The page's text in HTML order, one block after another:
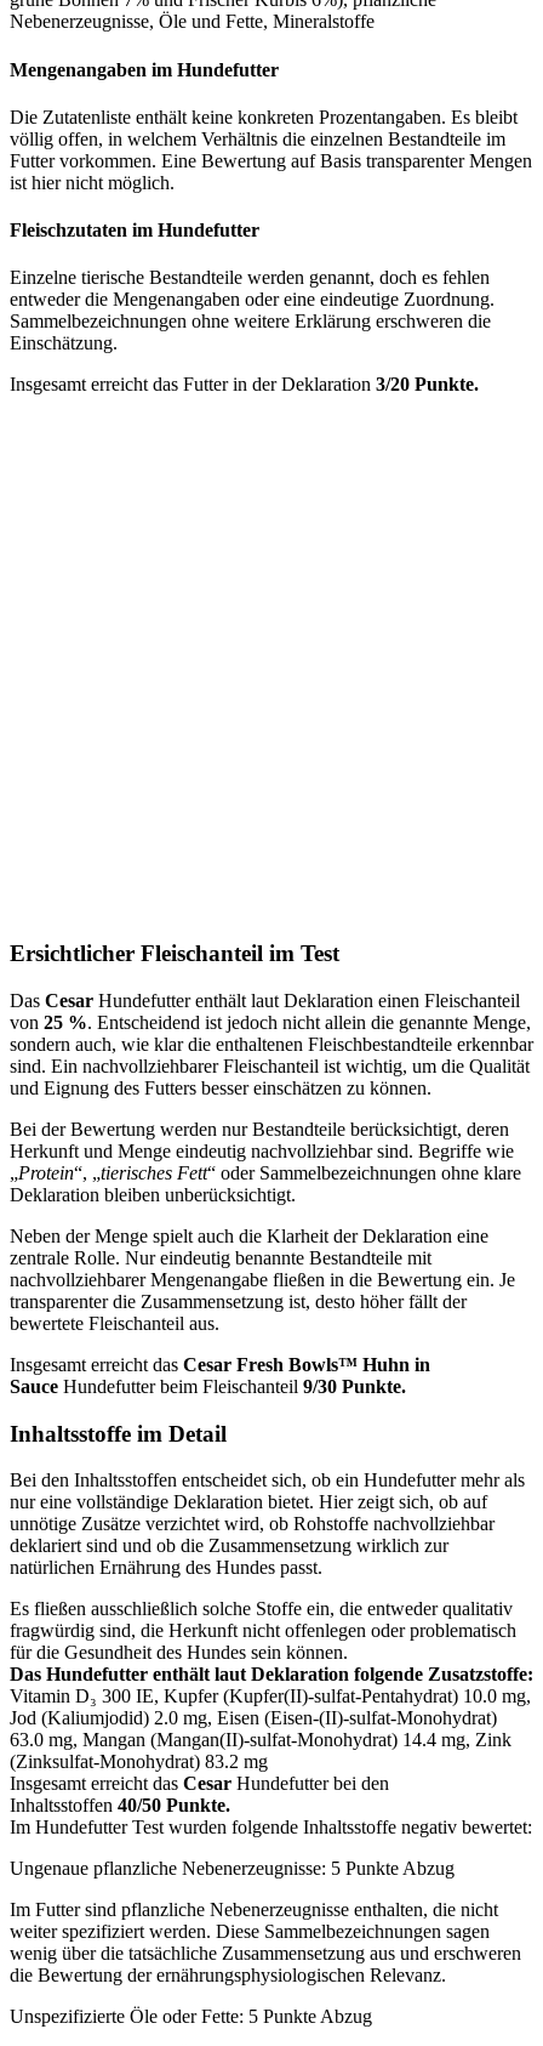
Nebenerzeugnisse, Öle und Fette, Mineralstoffe
Mengenangaben im Hundefutter
Die Zutatenliste enthält keine konkreten Prozentangaben. Es bleibt
völlig offen, in welchem Verhältnis die einzelnen Bestandteile im
Futter vorkommen. Eine Bewertung auf Basis transparenter Mengen
ist hier nicht möglich.
Fleischzutaten im Hundefutter
Einzelne tierische Bestandteile werden genannt, doch es fehlen
entweder die Mengenangaben oder eine eindeutige Zuordnung.
Sammelbezeichnungen ohne weitere Erklärung erschweren die
Einschätzung.
Insgesamt erreicht das Futter in der Deklaration 3/20 Punkte.
Ersichtlicher Fleischanteil im Test
Das Cesar Hundefutter enthält laut Deklaration einen Fleischanteil
von 25 %. Entscheidend ist jedoch nicht allein die genannte Menge,
sondern auch, wie klar die enthaltenen Fleischbestandteile erkennbar
sind. Ein nachvollziehbarer Fleischanteil ist wichtig, um die Qualität
und Eignung des Futters besser einschätzen zu können.
Bei der Bewertung werden nur Bestandteile berücksichtigt, deren
Herkunft und Menge eindeutig nachvollziehbar sind. Begriffe wie
„Protein“, „tierisches Fett“ oder Sammelbezeichnungen ohne klare
Deklaration bleiben unberücksichtigt.
Neben der Menge spielt auch die Klarheit der Deklaration eine
zentrale Rolle. Nur eindeutig benannte Bestandteile mit
nachvollziehbarer Mengenangabe fließen in die Bewertung ein. Je
transparenter die Zusammensetzung ist, desto höher fällt der
bewertete Fleischanteil aus.
Insgesamt erreicht das Cesar Fresh Bowls™ Huhn in
Sauce Hundefutter beim Fleischanteil 9/30 Punkte.
Inhaltsstoffe im Detail
Bei den Inhaltsstoffen entscheidet sich, ob ein Hundefutter mehr als
nur eine vollständige Deklaration bietet. Hier zeigt sich, ob auf
unnötige Zusätze verzichtet wird, ob Rohstoffe nachvollziehbar
deklariert sind und ob die Zusammensetzung wirklich zur
natürlichen Ernährung des Hundes passt.
Es fließen ausschließlich solche Stoffe ein, die entweder qualitativ
fragwürdig sind, die Herkunft nicht offenlegen oder problematisch
für die Gesundheit des Hundes sein können.
Das Hundefutter enthält laut Deklaration folgende Zusatzstoffe:
Vitamin D₃ 300 IE, Kupfer (Kupfer(II)-sulfat-Pentahydrat) 10.0 mg,
Jod (Kaliumjodid) 2.0 mg, Eisen (Eisen-(II)-sulfat-Monohydrat)
63.0 mg, Mangan (Mangan(II)-sulfat-Monohydrat) 14.4 mg, Zink
(Zinksulfat-Monohydrat) 83.2 mg
Insgesamt erreicht das Cesar Hundefutter bei den
Inhaltsstoffen 40/50 Punkte.
Im Hundefutter Test wurden folgende Inhaltsstoffe negativ bewertet:
Ungenaue pflanzliche Nebenerzeugnisse: 5 Punkte Abzug
Im Futter sind pflanzliche Nebenerzeugnisse enthalten, die nicht
weiter spezifiziert werden. Diese Sammelbezeichnungen sagen
wenig über die tatsächliche Zusammensetzung aus und erschweren
die Bewertung der ernährungsphysiologischen Relevanz.
Unspezifizierte Öle oder Fette: 5 Punkte Abzug